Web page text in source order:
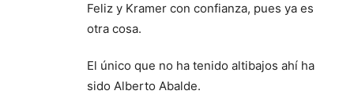
Feliz y Kramer con confianza, pues ya es
otra cosa.
El único que no ha tenido altibajos ahí ha
sido Alberto Abalde.